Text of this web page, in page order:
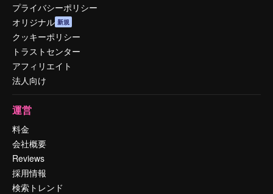
プライバシーポリシー
オリジナル 新規
クッキーポリシー
トラストセンター
アフィリエイト
法人向け
運営
料金
会社概要
Reviews
採用情報
検索トレンド